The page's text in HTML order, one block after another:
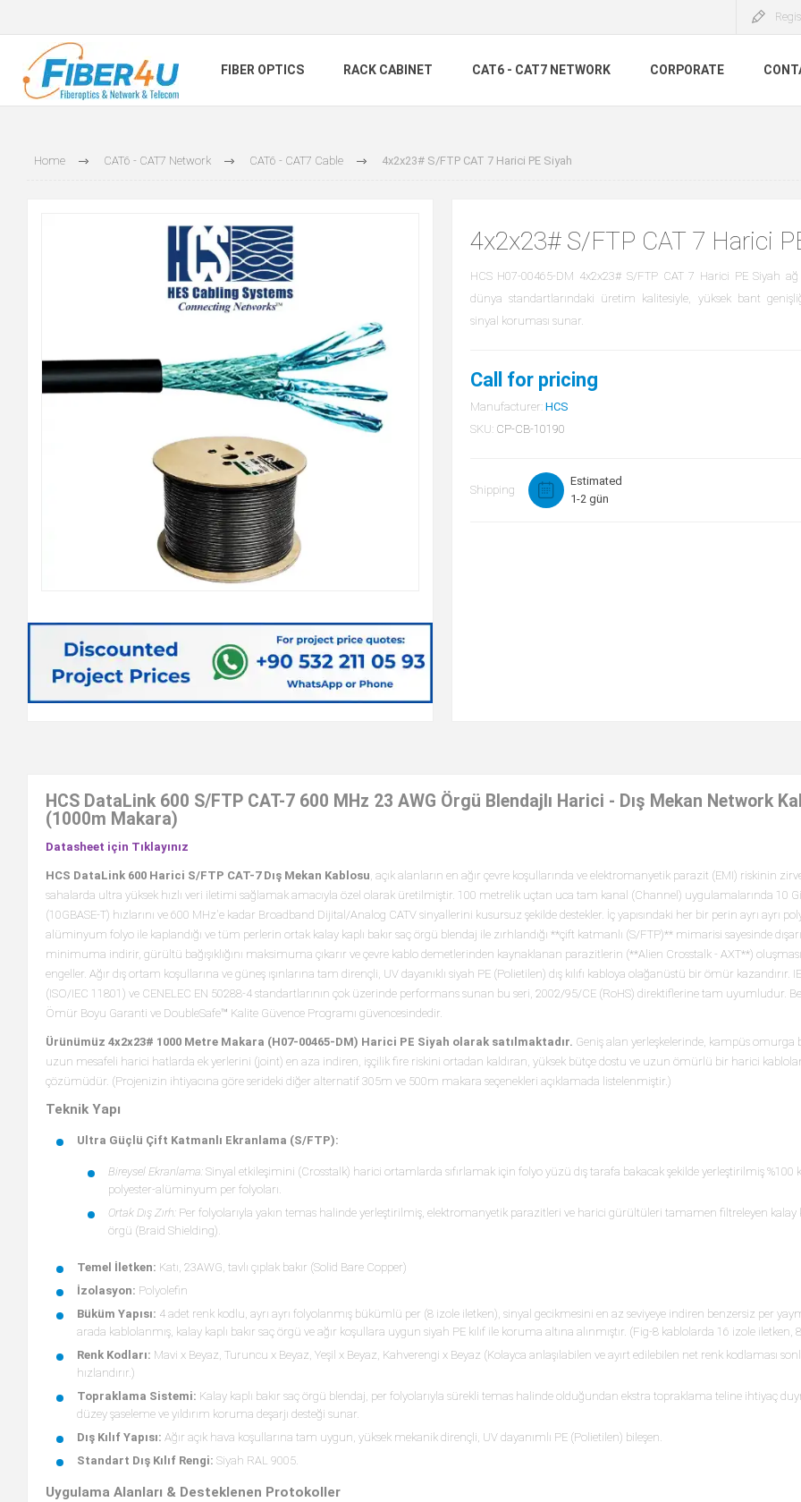
FIBER OPTICS RACK CABINET CAT6 - CAT7 NETWORK CORPORATE
Home CAT6 - CAT7 Network CAT6 - CAT7 Cable 4x2x23# S/FTP CAT 7 Harici PE Siyah
4x2x23# S/FTP CAT 7 Harici
HCS H07-00465-DM 4x2x23# S/FTP CAT 7 Harici PE Siyah
dünya standartlarındaki üretim kalitesiyle, yüksek bant
sinyal koruması sunar.
Call for pricing
Manufacturer: HCS
SKU: CP-CB-10190
Shipping
Estimated
1-2 gün
HCS DataLink 600 S/FTP CAT-7 600 MHz 23 AWG Örgü Blendajlı Harici - Dış Mekan Network
(1000m Makara)
Datasheet için Tıklayınız
HCS DataLink 600 Harici S/FTP CAT-7 Dış Mekan Kablosu, açık alanların en ağır çevre koşullarında ve elektromanyetik parazit (EMI) riskinin
sahalarda ultra yüksek hızlı veri iletimi sağlamak amacıyla özel olarak üretilmiştir. 100 metrelik uçtan uca tam kanal (Channel) uygulamalarında 10
(10GBASE-T) hızlarını ve 600 MHz'e kadar Broadband Dijital/Analog CATV sinyallerini kusursuz şekilde destekler. İç yapısındaki her bir perin ayrı ayrı
alüminyum folyo ile kaplandığı ve tüm perlerin ortak kalay kaplı bakır saç örgü blendaj ile zırhlandığı **çift katmanlı (S/FTP)** mimarisi sayesinde
minimuma indirir, gürültü bağışıklığını maksimuma çıkarır ve çevre kablo demetlerinden kaynaklanan parazitlerin (**Alien Crosstalk - AXT**)
engeller. Ağır dış ortam koşullarına ve güneş ışınlarına tam dirençli, UV dayanıklı siyah PE (Polietilen) dış kılıfı kabloya olağanüstü bir ömür kazandırır.
(ISO/IEC 11801) ve CENELEC EN 50288-4 standartlarının çok üzerinde performans sunan bu seri, 2002/95/CE (RoHS) direktiflerine tam uyumludur.
Ömür Boyu Garanti ve DoubleSafe™ Kalite Güvence Programı güvencesindedir.
Ürünümüz 4x2x23# 1000 Metre Makara (H07-00465-DM) Harici PE Siyah olarak satılmaktadır. Geniş alan yerleşkelerinde, kampüs omurga
uzun mesafeli harici hatlarda ek yerlerini (joint) en aza indiren, işçilik fire riskini ortadan kaldıran, yüksek bütçe dostu ve uzun ömürlü bir harici
çözümüdür. (Projenizin ihtiyacına göre serideki diğer alternatif 305m ve 500m makara seçenekleri açıklamada listelenmiştir.)
Teknik Yapı
Ultra Güçlü Çift Katmanlı Ekranlama (S/FTP):
Bireysel Ekranlama: Sinyal etkileşimini (Crosstalk) harici ortamlarda sıfırlamak için folyo yüzü dış tarafa bakacak şekilde yerleştirilmiş %100
polyester-alüminyum per folyoları.
Ortak Dış Zırh: Per folyolarıyla yakın temas halinde yerleştirilmiş, elektromanyetik parazitleri ve harici gürültüleri tamamen filtreleyen kalay
örgü (Braid Shielding).
Temel İletken: Katı, 23AWG, tavlı çıplak bakır (Solid Bare Copper)
İzolasyon: Polyolefin
Büküm Yapısı: 4 adet renk kodlu, ayrı ayrı folyolanmış bükümlü per (8 izole iletken), sinyal gecikmesini en az seviyeye indiren benzersiz per
arada kablolanmış, kalay kaplı bakır saç örgü ve ağır koşullara uygun siyah PE kılıf ile koruma altına alınmıştır. (Fig-8 kablolarda 16 izole iletken,
Renk Kodları: Mavi x Beyaz, Turuncu x Beyaz, Yeşil x Beyaz, Kahverengi x Beyaz (Kolayca anlaşılabilen ve ayırt edilebilen net renk kodlaması
hızlandırır.)
Topraklama Sistemi: Kalay kaplı bakır saç örgü blendaj, per folyolarıyla sürekli temas halinde olduğundan ekstra topraklama teline ihtiyaç
düzey şaseleme ve yıldırım koruma deşarjı desteği sunar.
Dış Kılıf Yapısı: Ağır açık hava koşullarına tam uygun, yüksek mekanik dirençli, UV dayanımlı PE (Polietilen) bileşen.
Standart Dış Kılıf Rengi: Siyah RAL 9005.
Uygulama Alanları & Desteklenen Protokoller